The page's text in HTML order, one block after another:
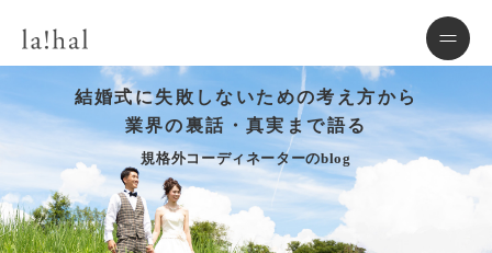
結婚式に失敗しないための考え方から
業界の裏話・真実まで語る
規格外コーディネーターのblog